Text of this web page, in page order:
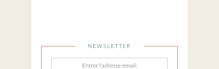
NEWSLETTER
Entrer l'adresse email: